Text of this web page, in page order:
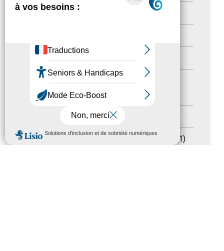
MENU
Nos Actions
Journées nationales Tourisme &
Handicap(5)
Salons(11)
Sommet mondial du tourisme (1)